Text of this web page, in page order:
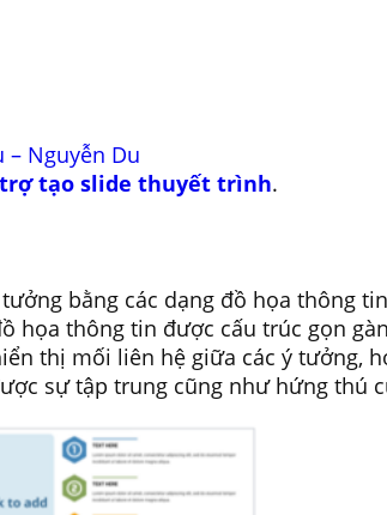
– Nguyễn Du
trợ tạo slide thuyết trình.
bằng các dạng đồ họa thông
họa thông tin được cấu trúc gọn
thị mối liên hệ giữa các ý tưởng,
sự tập trung cũng như hứng thú